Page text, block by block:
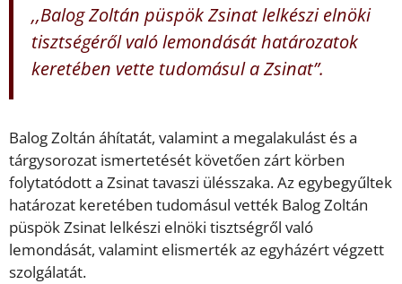
,,Balog Zoltán püspök Zsinat lelkészi elnöki
tisztségéről való lemondását határozatok
keretében vette tudomásul a Zsinat”.
Balog Zoltán áhítatát, valamint a megalakulást és a
tárgysorozat ismertetését követően zárt körben
folytatódott a Zsinat tavaszi ülésszaka. Az egybegyűltek
határozat keretében tudomásul vették Balog Zoltán
püspök Zsinat lelkészi elnöki tisztségről való
lemondását, valamint elismerték az egyházért végzett
szolgálatát.